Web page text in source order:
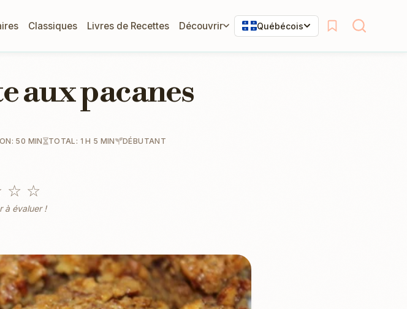
Classiques Livres de Recettes Découvrir Québécois
aux pacanes
50 MIN TOTAL: 1 H 5 MIN DÉBUTANT
☆ ☆
à évaluer !